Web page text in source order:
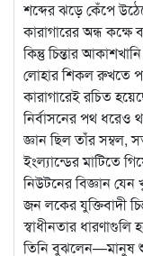
শব্দের ঝড়ে কেঁপে
কারাগারের অন্ধ কক্ষে
কিন্তু চিন্তার
লোহার শিকল রুখতে
কারাগারেই রচিত
নির্বাসনের পথ ধরেও
জ্ঞান ছিল তাঁর সম্বল,
ইংল্যান্ডের মাটিতে
নিউটনের বিজ্ঞান যেন
জন লকের যুক্তিবাদী
স্বাধীনতার
তিনি বুঝলেন—মানুষ